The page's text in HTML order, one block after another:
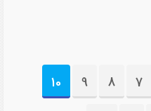
7
8
9
10